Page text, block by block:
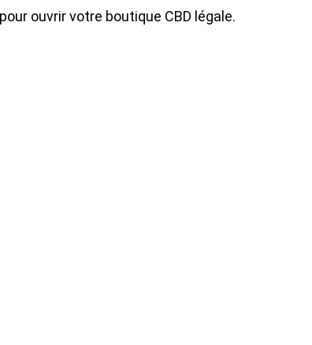
ouvrir votre boutique CBD légale.